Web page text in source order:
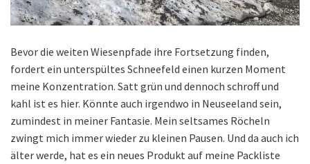
Bevor die weiten Wiesenpfade ihre Fortsetzung finden,
fordert ein unterspültes Schneefeld einen kurzen Moment
meine Konzentration. Satt grün und dennoch schroff und
kahl ist es hier. Könnte auch irgendwo in Neuseeland sein,
zumindest in meiner Fantasie. Mein seltsames Röcheln
zwingt mich immer wieder zu kleinen Pausen. Und da auch ich
älter werde, hat es ein neues Produkt auf meine Packliste